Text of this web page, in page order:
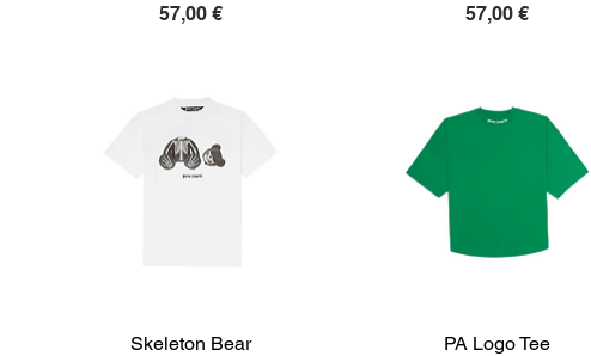
Preis
57,00 €
Preis
57,00 €
Skeleton Bear
PA Logo Tee